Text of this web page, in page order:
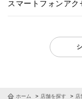
スマートフォンアク
ホーム 店舗を探す 店